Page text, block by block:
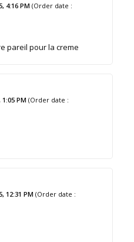
4:16 PM (Order date :
pareil pour la creme
PM (Order date :
12:31 PM (Order date :